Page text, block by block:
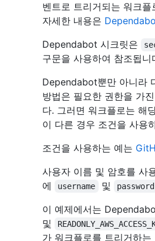
벤트로 트리거되는 워크
자세한 내용은
Dependabot 시크릿은
구문을 사용하여 참조됩니
Dependabot뿐만 아니라
방법은 필요한 권한을 가
다. 그러면 워크플로는 해
이 다른 경우 조건을 사용
조건을 사용하는 예는
사용자 이름 및 암호를 사
에
username 및 password
이 예제에서는
및
가 워크플로를 트리거하